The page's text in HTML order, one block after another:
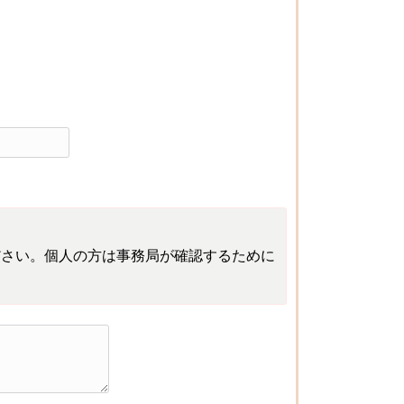
い。個人の方は事務局が確認するために